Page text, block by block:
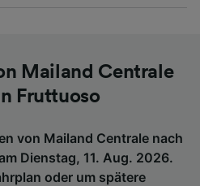
Mailand Centrale
Fruttuoso
von Mailand Centrale nach
Dienstag, 11. Aug. 2026.
oder um spätere